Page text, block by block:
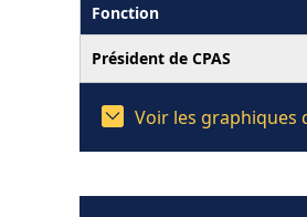
Fonction
Président de CPAS
Voir les graphiques